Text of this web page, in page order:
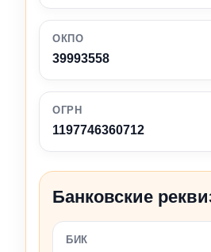
ОКПО
39993558
ОГРН
1197746360712
Банковские
БИК